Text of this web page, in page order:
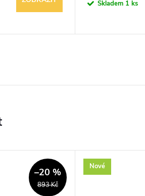
Skladem 1 ks
893 Kč
–20 % Nové